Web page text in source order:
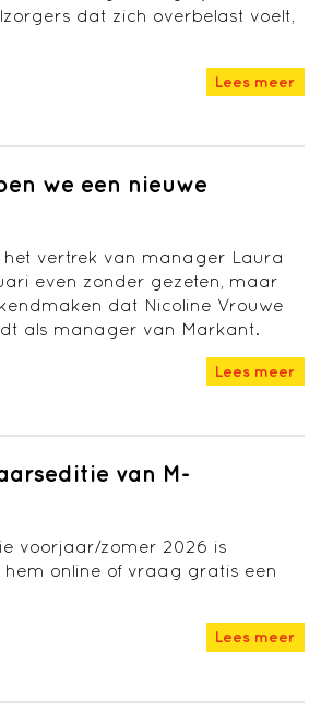
dat zich overbelast voelt,
Lees meer
we een nieuwe
het vertrek van manager Laura
even zonder gezeten, maar
dat Nicoline Vrouwe
als manager van Markant.
Lees meer
van M-
voorjaar/zomer 2026 is
hem online of vraag gratis een
Lees meer